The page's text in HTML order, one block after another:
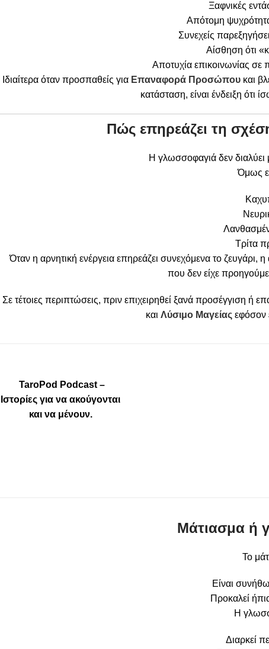
Ξαφνικές
Απότομη
Συνεχείς
Αίσθηση ότι
Αποτυχία επικοινωνίας
Ιδιαίτερα όταν προσπαθείς για Επαναφορά Προσώπουκαι
κατάσταση, είναι ένδειξη ότι
Πώς επηρεάζει τη
Η γλωσσοφαγιά δεν διαλύει
Όμως
Τρίτα
Όταν η αρνητική ενέργεια επηρεάζει συνεχόμενα το
που δεν είχε
Σε τέτοιες περιπτώσεις, πριν επιχειρηθεί ξανά προσέγγιση ή
καιΛύσιμο Μαγείας εφόσον
️ TaroPod Podcast –
Ιστορίες για να ακούγονται
και να μένουν.
Μάτιασμα ή
Το
Είναι
Προκαλεί
Η
Διαρκεί